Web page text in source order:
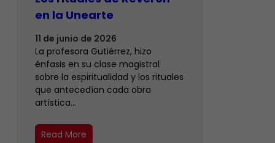
en la Unearte
11 de junio de 2026
La profesora Gutiérrez, hizo
énfasis en su clase magistral
sobre la espiritualidad y los rituales
que antecedían cada obra
artística…
Read More